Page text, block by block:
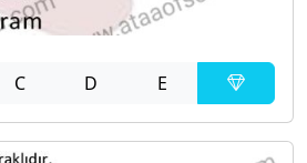
C D E